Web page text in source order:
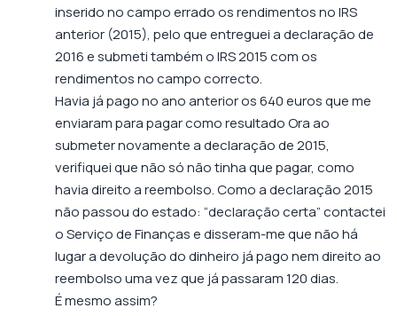
inserido no campo errado os rendimentos no IRS
anterior (2015), pelo que entreguei a declaração de
2016 e submeti também o IRS 2015 com os
rendimentos no campo correcto.
Havia já pago no ano anterior os 640 euros que me
enviaram para pagar como resultado Ora ao
submeter novamente a declaração de 2015,
verifiquei que não só não tinha que pagar, como
havia direito a reembolso. Como a declaração 2015
não passou do estado: “declaração certa” contactei
o Serviço de Finanças e disseram-me que não há
lugar a devolução do dinheiro já pago nem direito ao
reembolso uma vez que já passaram 120 dias.
É mesmo assim?